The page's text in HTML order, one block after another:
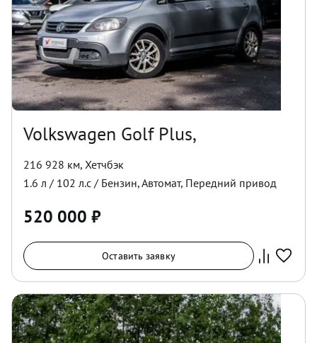
Volkswagen Golf Plus,
216 928 км, Хетчбэк
1.6 л / 102 л.с / Бензин,Автомат, Передний привод
520 000 ₽
Оставить заявку